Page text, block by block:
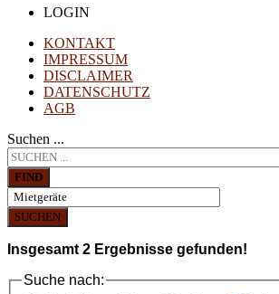
LOGIN
KONTAKT
IMPRESSUM
DISCLAIMER
DATENSCHUTZ
AGB
Suchen ...
FIND
SUCHEN
Insgesamt 2 Ergebnisse gefunden!
Suche nach: